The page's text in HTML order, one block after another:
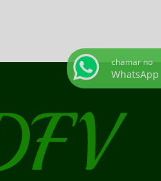
chamar no
WhatsApp